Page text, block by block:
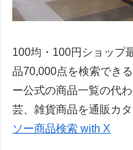
100均・100円ショップ
品70,000点を検索でき
ー公式の商品一覧の代
芸、雑貨商品を通販カ
ソー商品検索 with X